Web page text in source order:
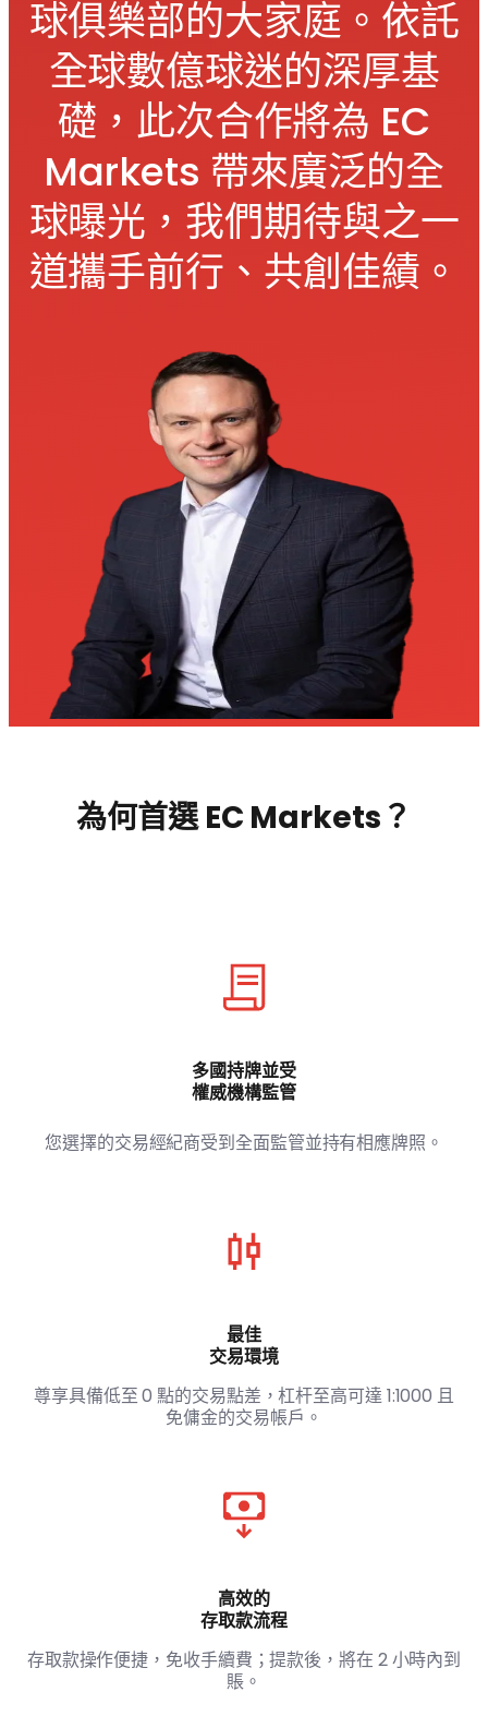
球俱樂部的大家庭。依託
全球數億球迷的深厚基
礎，此次合作將為 EC
Markets 帶來廣泛的全
球曝光，我們期待與之一
道攜手前行、共創佳績。
為何首選 EC Markets？
多國持牌並受
權威機構監管
您選擇的交易經紀商受到全面監管並持有相應牌照。
最佳
交易環境
尊享具備低至 0 點的交易點差，杠杆至高可達 1:1000 且
免傭金的交易帳戶。
高效的
存取款流程
存取款操作便捷，免收手續費；提款後，將在 2 小時內到
賬。